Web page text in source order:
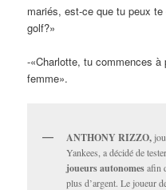
mariés, est-ce que tu peux
golf?»
-«Charlotte, tu commences
femme».
ANTHONY RIZZO,
Yankees, a décidé de
joueurs autonomesafin
plus d’argent. Le joueur